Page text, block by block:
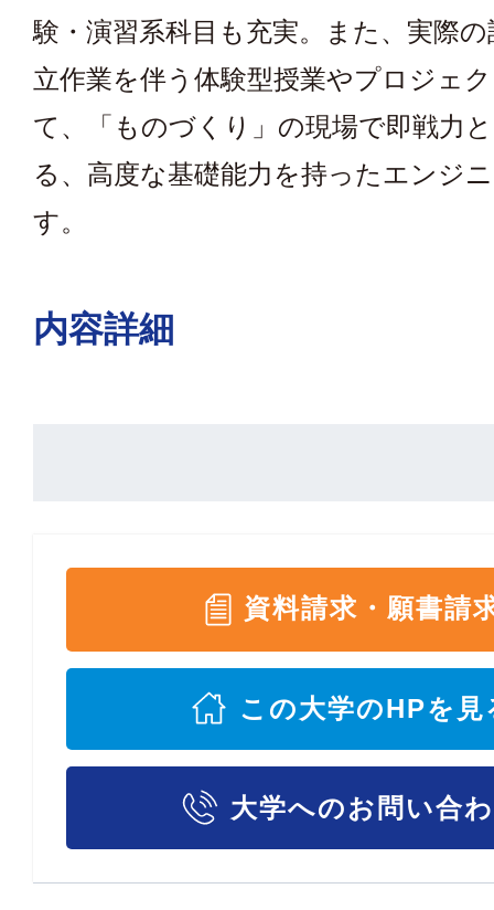
験・演習系科目も充実。また、実際
立作業を伴う体験型授業やプロジェ
て、「ものづくり」の現場で即戦力
る、高度な基礎能力を持ったエンジ
す。
内容詳細
資料請求・願書請
この大学のHPを見
大学へのお問い合